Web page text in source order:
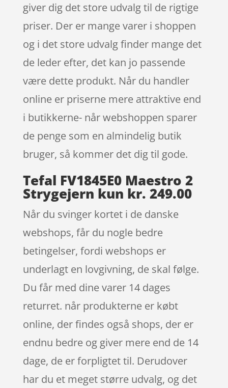
giver dig det store udvalg til de rigtige
priser. Der er mange varer i shoppen
og i det store udvalg finder mange det
de leder efter, det kan jo passende
være dette produkt. Når du handler
online er priserne mere attraktive end
i butikkerne- når webshoppen sparer
de penge som en almindelig butik
bruger, så kommer det dig til gode.
Tefal FV1845E0 Maestro 2
Strygejern kun kr. 249.00
Når du svinger kortet i de danske
webshops, får du nogle bedre
betingelser, fordi webshops er
underlagt en lovgivning, de skal følge.
Du får med dine varer 14 dages
returret. når produkterne er købt
online, der findes også shops, der er
endnu bedre og giver mere end de 14
dage, de er forpligtet til. Derudover
har du et meget større udvalg, og det